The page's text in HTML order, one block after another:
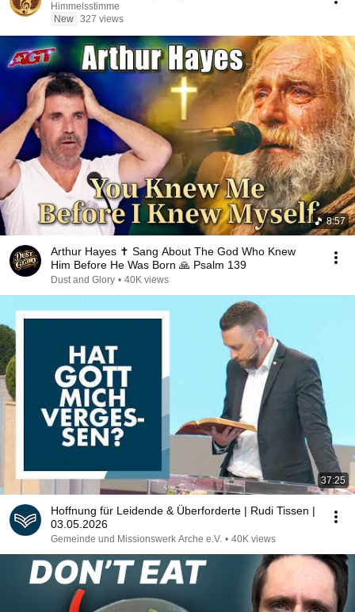
Himmelsstimme
New 327 views
8:57
Arthur Hayes ✝️ Sang About The God Who Knew
Him Before He Was Born 🙏 Psalm 139
Dust and Glory • 40K views
37:25
Hoffnung für Leidende & Überforderte | Rudi Tissen |
03.05.2026
Gemeinde und Missionswerk Arche e.V. • 40K views